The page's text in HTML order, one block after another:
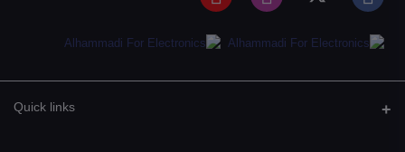
Quick links